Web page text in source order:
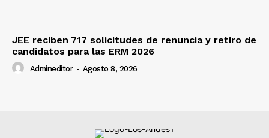
JEE reciben 717 solicitudes de renuncia y retiro de
candidatos para las ERM 2026
Admineditor - Agosto 8, 2026